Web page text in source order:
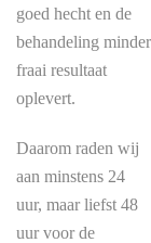
goed hecht en de
behandeling minder
fraai resultaat
oplevert.
Daarom raden wij
aan minstens 24
uur, maar liefst 48
uur voor de